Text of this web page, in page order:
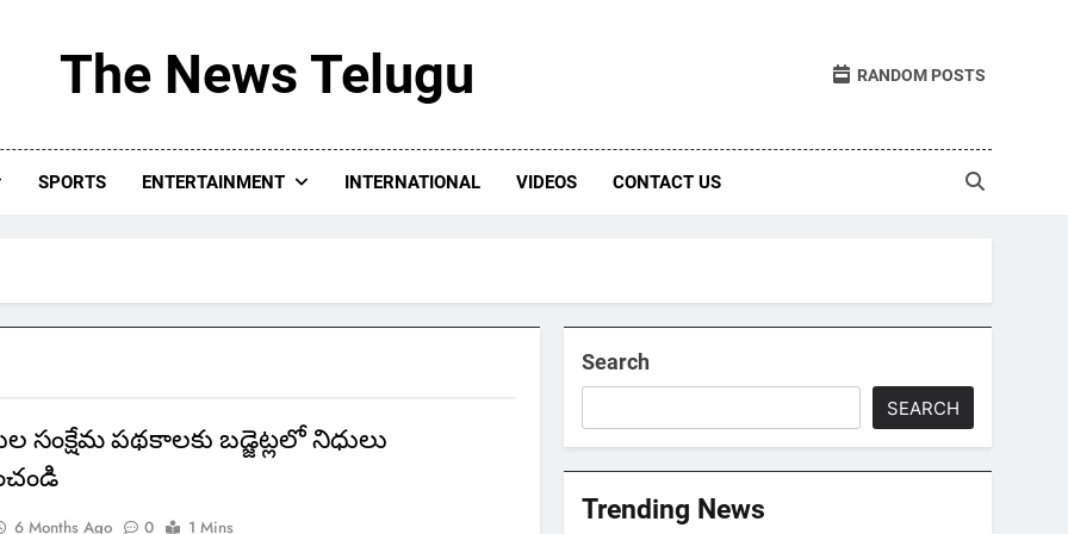
The News Telugu RANDOM POSTS
SPORTS ENTERTAINMENT INTERNATIONAL VIDEOS CONTACT US
సంక్షేమ పథకాలకు బడ్జెట్లలో నిధులు
6 Months Ago 0
1 Mins
Search
SEARCH
Trending News